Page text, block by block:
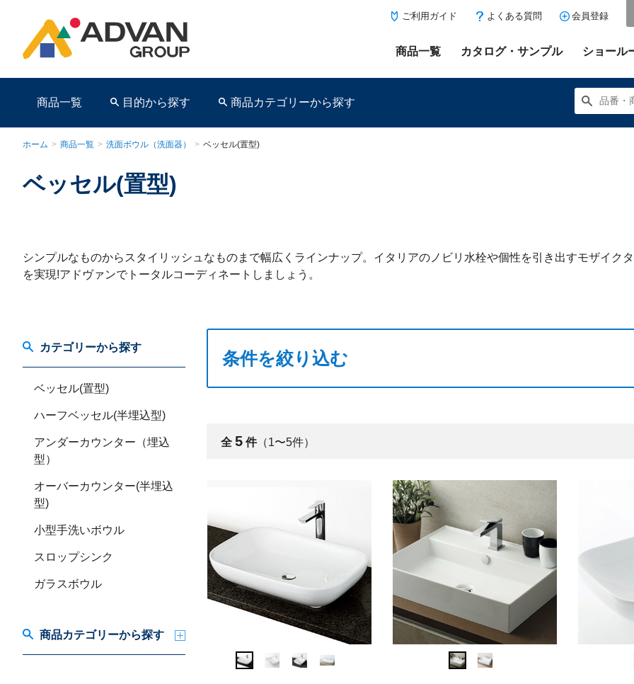
ご利用ガイド よくある質問 会員登録
商品一覧 カタログ・サンプル ショール
商品一覧 目的から探す 商品カテゴリーから探す
ホーム > 商品一覧 > 洗面ボウル（洗面器） > ベッセル(置型)
ベッセル(置型)
シンプルなものからスタイリッシュなものまで幅広くラインナップ。イタリアのノビリ水栓や個性を引き出すモザイク
を実現!アドヴァンでトータルコーディネートしましょう。
カテゴリーから探す
ベッセル(置型)
ハーフベッセル(半埋込型)
アンダーカウンター（埋込
型）
オーバーカウンター(半埋込
型)
小型手洗いボウル
スロップシンク
ガラスボウル
商品カテゴリーから探す
条件を絞り込む
全 5 件（1〜5件）